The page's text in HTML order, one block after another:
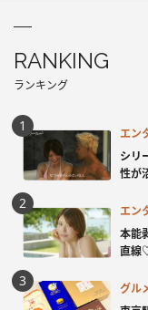
RANKING
ランキング
エン
シリ
性が
エン
本能
直線
グル